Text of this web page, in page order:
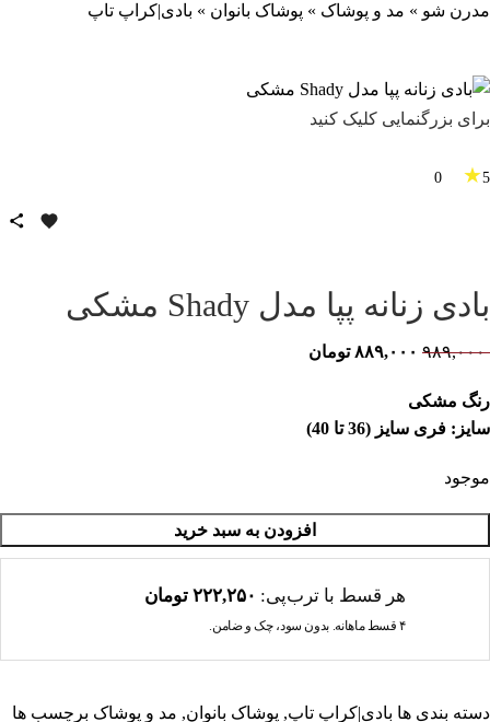
مدرن شو » مد و پوشاک » پوشاک بانوان » بادی|کراپ تاپ
برای بزرگنمایی کلیک کنید
5
★
بادی زنانه پپا مدل Shady مشکی
۹۸۹,۰۰۰ ۸۸۹,۰۰۰ تومان
رنگ مشکی
سایز: فری سایز (36 تا 40)
موجود
افزودن به سبد خرید
هر قسط با ترب‌پی: ۲۲۲,۲۵۰ تومان
۴ قسط ماهانه. بدون سود، چک و ضامن.
دسته بندی ها بادی|کراپ تاپ, پوشاک بانوان, مد و پوشاک برچسب ها